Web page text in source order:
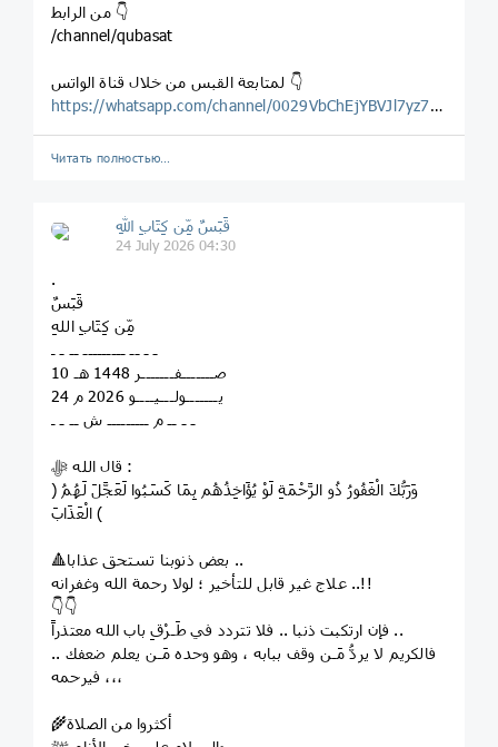
من الرابط 👇
/channel/qubasat
لمتابعة القبس من خلال قناة الواتس 👇
https://whatsapp.com/channel/0029VbChEjYBVJl7yz7Wg123
Читать полностью…
قَبَسٌ مِّن كِتَابِ اللهِ
24 July 2026 04:30
.
قَبَسٌ
مِّن كِتَابِ اللهِ
10 صـــــــفـــــــر 1448 هـ
24 يـــــــولـــيــــو 2026 م
ـ ـ ــ م ـــــــــ ش ــ ـ ـ
قال الله ﷻ :
﴿ وَرَبُّكَ الْغَفُورُ ذُو الرَّحْمَةِ لَوْ يُؤَاخِذُهُم بِمَا كَسَبُوا لَعَجَّلَ لَهُمُ
الْعَذَابَ ﴾
🔺بعض ذنوبنا تستحق عذابا ..
علاج غير قابل للتأخير ؛ لوﻻ رحمة الله وغفرانه ..!!
👇👇
فإن ارتكبت ذنبا .. فلا تتردد في طَـرْقِ باب الله معتذراً ..
فالكريم لا يردُّ مَـن وقف ببابه ، وهو وحده مَـن يعلم ضعفك ..
فيرحمه ،،،
🌾أكثروا من الصلاة